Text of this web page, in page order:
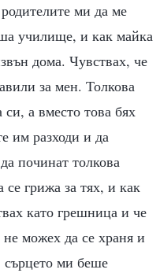
ми да ме
училище, и как майка
дома. Чувствах, че
за мен. Толкова
а вместо това бях
им разходи и да
починат толкова
грижа за тях, и как
като грешница и че
можех да се храня и
сърцето ми беше